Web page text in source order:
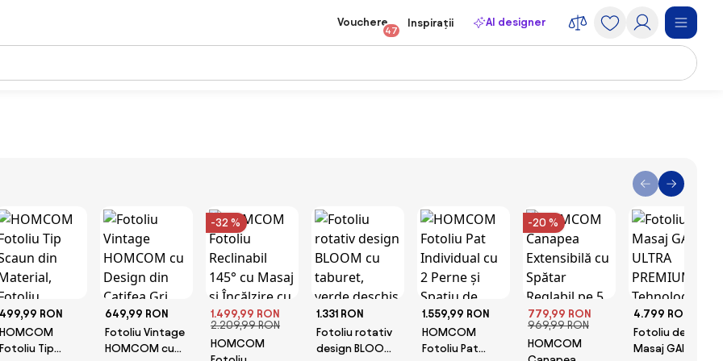
Vouchere
47
Inspirații AI designer
499,99 RON
HOMCOM
Fotoliu Tip
649,99 RON
Fotoliu Vintage
HOMCOM cu
-32 %
1.499,99 RON
2.209,99 RON
HOMCOM
1.331 RON
Fotoliu rotativ
design BLOOM
1.559,99 RON
HOMCOM
Fotoliu Pat
-20 %
779,99 RON
969,99 RON
HOMCOM
4.799 RON
Fotoliu de
Masaj GAIUS